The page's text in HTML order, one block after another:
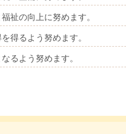
祉の向上に努めます。
得るよう努めます。
るよう努めます。